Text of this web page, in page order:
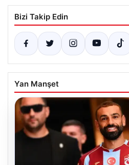
Bizi Takip Edin
Yan Manşet